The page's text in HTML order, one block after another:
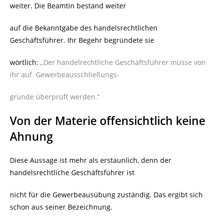
weiter. Die Beamtin bestand weiter
auf die Bekanntgabe des handelsrechtlichen
Geschäftsführer. Ihr Begehr begründete sie
wörtlich: „Der handelrechtliche Geschäftsführer müsse von
ihr auf Gewerbeausschließungs-
gründe überprüft werden.“
Von der Materie offensichtlich keine
Ahnung
Diese Aussage ist mehr als erstaunlich, denn der
handelsrechtliche Geschäftsführer ist
nicht für die Gewerbeausübung zuständig. Das ergibt sich
schon aus seiner Bezeichnung.